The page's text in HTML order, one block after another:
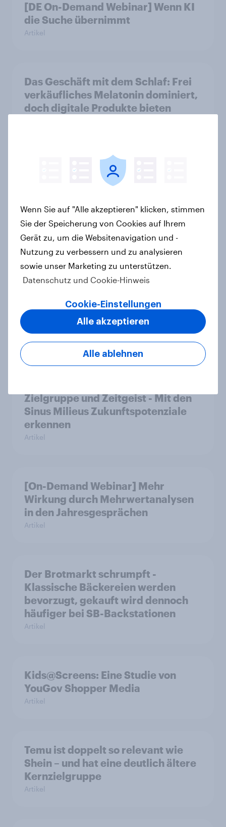
[DE On-Demand Webinar] Wenn KI
die Suche übernimmt
Artikel
Das Geschäft mit dem Schlaf: Frei
verkäufliches Melatonin dominiert,
doch digitale Produkte bieten
Wie FRoSTA mit YouGov Shopper
Wachstumschancen in der
Kategorie identifiziert hat
Case Study
Retail Media wirkt – aber anders als
erstmals die Shopper-Perspektive
auf Werbung am Point of Sale
Artikel
Zielgruppe und Zeitgeist - Mit den
Sinus Milieus Zukunftspotenziale
erkennen
Artikel
[On-Demand Webinar] Mehr
Wirkung durch Mehrwertanalysen
in den Jahresgesprächen
Artikel
Der Brotmarkt schrumpft -
Klassische Bäckereien werden
bevorzugt, gekauft wird dennoch
häufiger bei SB-Backstationen
Artikel
Kids@Screens: Eine Studie von
YouGov Shopper Media
Artikel
Temu ist doppelt so relevant wie
Shein – und hat eine deutlich ältere
Kernzielgruppe
Artikel
Wenn Sie auf "Alle akzeptieren" klicken, stimmen
Sie der Speicherung von Cookies auf Ihrem
Gerät zu, um die Websitenavigation und -
Nutzung zu verbessern und zu analysieren
sowie unser Marketing zu unterstützen.
Datenschutz und Cookie-Hinweis
Cookie-Einstellungen
Alle ablehnen
Alle akzeptieren